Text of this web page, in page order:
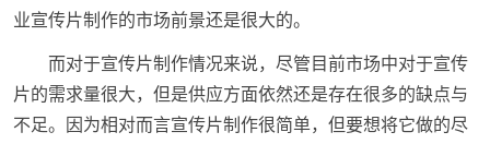
业宣传片制作的市场前景还是很大的。
而对于宣传片制作情况来说，尽管目前市场中对于宣传
片的需求量很大，但是供应方面依然还是存在很多的缺点与
不足。因为相对而言宣传片制作很简单，但要想将它做的尽